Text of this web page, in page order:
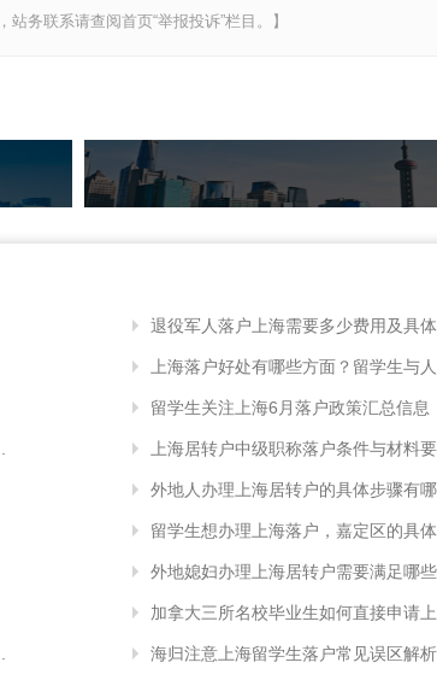
务联系请查阅首页“举报投诉”栏目。】
退役军人落户上海需要多少费用及具
上海落户好处有哪些方面？留学生与
留学生关注上海6月落户政策汇总信息
上海居转户中级职称落户条件与材料
外地人办理上海居转户的具体步骤有哪
留学生想办理上海落户，嘉定区的具体
外地媳妇办理上海居转户需要满足哪些
加拿大三所名校毕业生如何直接申请上
海归注意上海留学生落户常见误区解析